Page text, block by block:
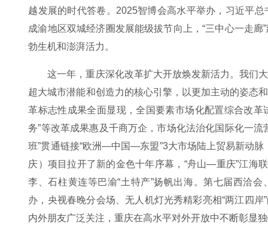
越发展的时代答卷。2025智博会高水平举办，习近平
成渝地区双城经济圈发展能级拔节向上，“三中心一走
勃生机和澎湃活力。
这一年，重庆深化改革扩大开放焕发新活力。我们
超大城市潜能和创造力的核心引擎，以更加主动的姿态
革标志性成果全面显现，全国要素市场化配置综合改革
务”等改革成果惠及千商万企，市场化法治化国际化一
班”贯通链接“欧洲—中国—东盟”3大市场陆上贸易新动
庆）项目拉开了新的金色十年序幕，“舟山—重庆”江海
李、石柱黄连等巴渝“土特产”扬帆出海。第七届西洽
办，央视春晚分会场、无人机灯光秀精彩亮相“两江四
内外朋友广泛关注，重庆在高水平对外开放中不断彰显